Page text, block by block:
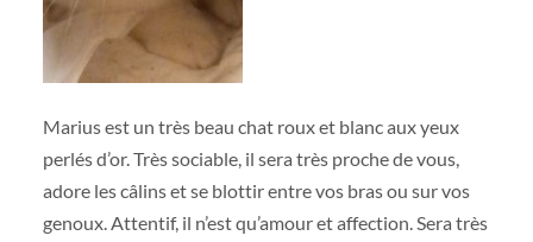
Marius est un très beau chat roux et blanc aux yeux
perlés d’or. Très sociable, il sera très proche de vous,
adore les câlins et se blottir entre vos bras ou sur vos
genoux. Attentif, il n’est qu’amour et affection. Sera très